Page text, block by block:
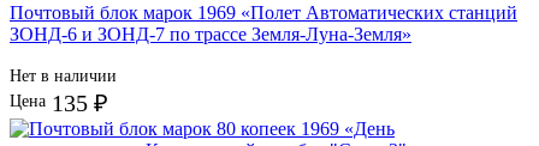
Почтовый блок марок 1969 «Полет Автоматических станций
ЗОНД-6 и ЗОНД-7 по трассе Земля-Луна-Земля»
Нет в наличии
Цена 135 ₽